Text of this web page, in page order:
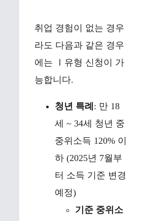
취업 경험이 없는 경우
라도 다음과 같은 경우
에는 Ⅰ유형 신청이 가
능합니다.
청년 특례 : 만 18
세 ~ 34세 청년 중
중위소득 120% 이
하 (2025년 7월부
터 소득 기준 변경
예정)
기준 중위소